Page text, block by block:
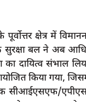
पूर्वोत्तर क्षेत्र में
बल ने अब
का दायित्व संभाल
किया गया,
सीआईएसएफ/